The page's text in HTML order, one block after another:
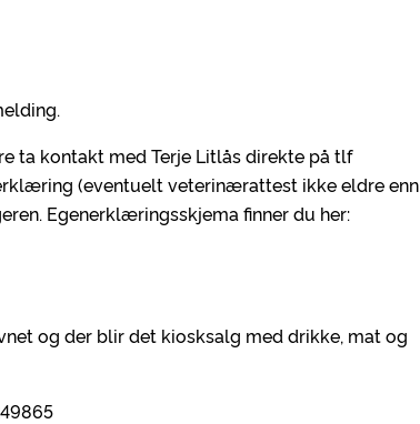
ta kontakt med Terje Litlås direkte på tlf
(eventuelt veterinærattest ikke eldre enn
Egenerklæringsskjema finner du her:
og der blir det kiosksalg med drikke, mat og